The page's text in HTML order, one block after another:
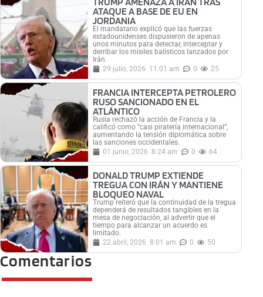
ATAQUE A BASE DE EU EN
JORDANIA
El mandatario explicó que las fuerzas
estadounidenses dispusieron de apenas
unos minutos para detectar, interceptar y
derribar los misiles balísticos lanzados por
Irán.
29 julio, 2026 11:01 am 0 25
FRANCIA INTERCEPTA PETROLERO
RUSO SANCIONADO EN EL
ATLÁNTICO
Rusia rechazó la acción de Francia y la
calificó como “casi piratería internacional”,
aumentando la tensión diplomática sobre
las sanciones occidentales.
01 junio, 2026 8:24 am 0 64
DONALD TRUMP EXTIENDE
TREGUA CON IRÁN Y MANTIENE
BLOQUEO NAVAL
Trump reiteró que la continuidad de la tregua
dependerá de resultados tangibles en la
mesa de negociación, al advertir que el
tiempo para alcanzar un acuerdo es
limitado.
22 abril, 2026 8:01 am 0 50
Comentarios